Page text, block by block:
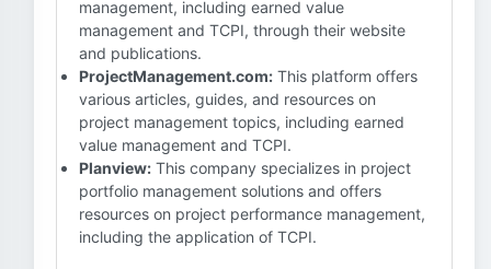
management, including earned value
management and TCPI, through their website
and publications.
ProjectManagement.com: This platform offers
various articles, guides, and resources on
project management topics, including earned
value management and TCPI.
Planview: This company specializes in project
portfolio management solutions and offers
resources on project performance management,
including the application of TCPI.